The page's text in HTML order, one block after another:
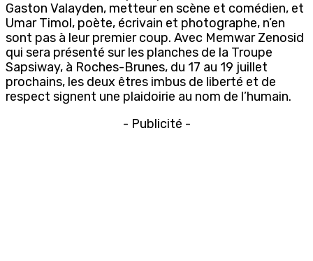
Gaston Valayden, metteur en scène et comédien, et
Umar Timol, poète, écrivain et photographe, n’en
sont pas à leur premier coup. Avec Memwar Zenosid
qui sera présenté sur les planches de la Troupe
Sapsiway, à Roches-Brunes, du 17 au 19 juillet
prochains, les deux êtres imbus de liberté et de
respect signent une plaidoirie au nom de l’humain.
- Publicité -